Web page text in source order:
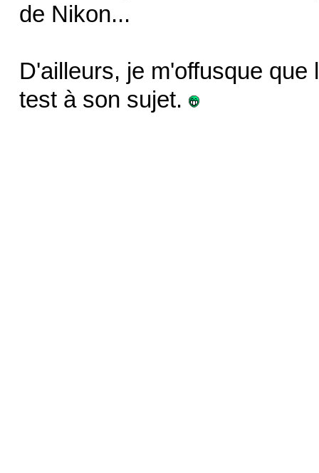
de Nikon...
D'ailleurs, je m'offusque
test à son sujet.